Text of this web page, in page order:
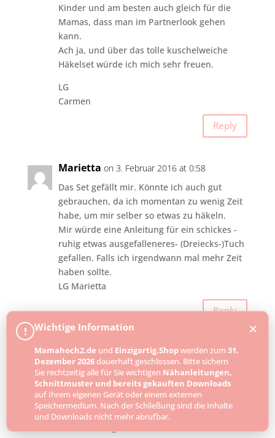
Kinder und am besten auch gleich für die
Mamas, dass man im Partnerlook gehen
kann.
Ach ja, und über das tolle kuschelweiche
Häkelset würde ich mich sehr freuen.
LG
Carmen
Reply
Marietta on 3. Februar 2016 at 0:58
Das Set gefällt mir. Könnte ich auch gut
gebrauchen, da ich momentan zu wenig Zeit
habe, um mir selber so etwas zu häkeln.
Mir würde eine Anleitung für ein schickes -
ruhig etwas ausgefalleneres- (Dreiecks-)Tuch
gefallen. Falls ich irgendwann mal mehr Zeit
haben sollte.
LG Marietta
Reply
Lisa on 2. Februar 2016 at 22:39
Eine tolle Anleitung, da versuche ich gerne
mal mein Glück. Und falls es beim
Gewinnspiel nicht klappt, kann ich das tolle
Set sicherlich auch zuhause ganz leicht
! Wichtige Information
Mamahoch2.de und Einzigartig.Shopwerden zum 31.
Dezember 2026dauerhaft geschlossen. Bitte sichern
Sie rechtzeitig alle für Sie wichtigen Nähanleitungen,
Schnittmuster und bereits gekauften Downloads
auf Ihrem eigenen Gerät oder einem externen
Speichermedium. Nach der Schließung sind die Inhalte
und Downloads nicht mehr abrufbar.
×